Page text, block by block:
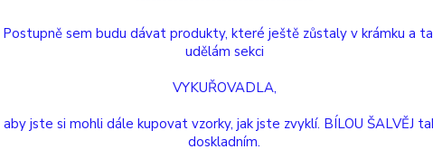
kužel vytváří kouř, který je těžší než vzduch.
prochází otvory stojanu a tím vytváří efekt "tekoucího dýmu". Efekt
Postupně sem budu dávat produkty, které ještě zůstaly v krámku a
udělám sekci
VYKUŘOVADLA,
aby jste si mohli dále kupovat vzorky, jak jste zvyklí. BÍLOU ŠALVĚJ
doskladním.